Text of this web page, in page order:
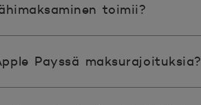
toimii?
Payssä maksurajoituksia?